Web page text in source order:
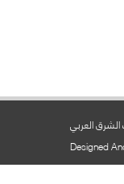
العربي
Designed